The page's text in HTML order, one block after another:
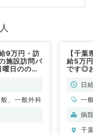
9万円・訪
施設訪問バ
日ののい
内科系／非
、一般外科
【千
給5万
です◎
日
一
科
病
千